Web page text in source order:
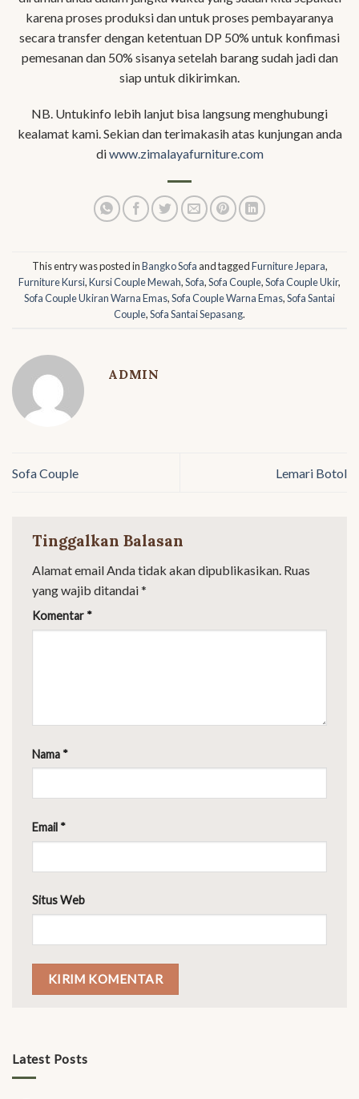
karena proses produksi dan untuk proses pembayaranya
secara transfer dengan ketentuan DP 50% untuk konfimasi
pemesanan dan 50% sisanya setelah barang sudah jadi dan
siap untuk dikirimkan.
NB. Untukinfo lebih lanjut bisa langsung menghubungi
kealamat kami. Sekian dan terimakasih atas kunjungan anda
diwww.zimalayafurniture.com
This entry was posted inBangko Sofa and taggedFurniture Jepara,
Furniture Kursi,Kursi Couple Mewah,Sofa,Sofa Couple,Sofa Couple Ukir,
Sofa Couple Ukiran Warna Emas,Sofa Couple Warna Emas,Sofa Santai
Couple,Sofa Santai Sepasang.
ADMIN
Sofa Couple Lemari Botol
Tinggalkan Balasan
Alamat email Anda tidak akan dipublikasikan. Ruas
yang wajib ditandai*
Komentar *
Nama *
Email *
Situs Web
Latest Posts